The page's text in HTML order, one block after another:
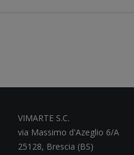
VIMARTE S.C.
via Massimo d'Azeglio 6/A
25128, Brescia (BS)